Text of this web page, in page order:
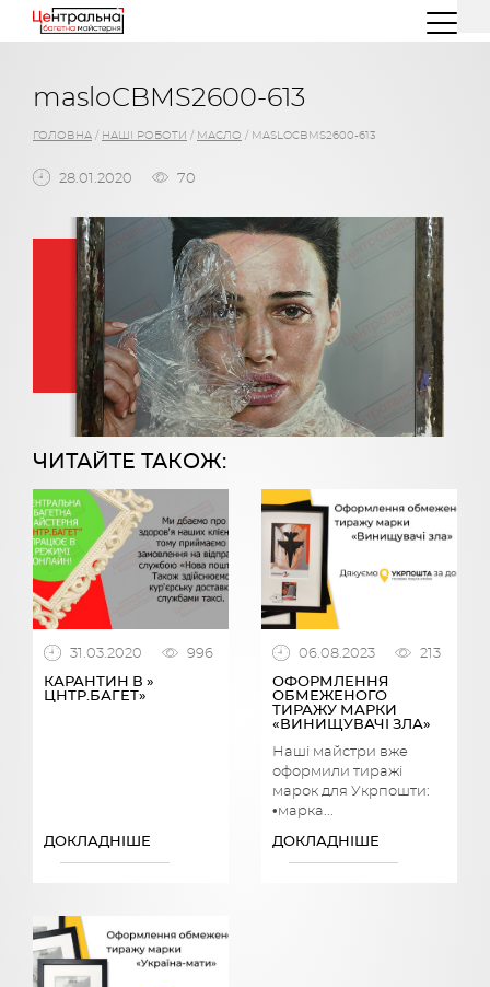
masloCBMS2600-613
ГОЛОВНА / НАШІ РОБОТИ / МАСЛО / MASLOCBMS2600-613
28.01.2020 70
ЧИТАЙТЕ ТАКОЖ:
31.03.2020
996
КАРАНТИН В »
ЦНТР.БАГЕТ»
ДОКЛАДНІШЕ
06.08.2023
213
ОФОРМЛЕННЯ
ОБМЕЖЕНОГО
ТИРАЖУ МАРКИ
«ВИНИЩУВАЧІ ЗЛА»
Наші майстри вже
оформили тиражі
марок для Укрпошти:
•марка...
ДОКЛАДНІШЕ